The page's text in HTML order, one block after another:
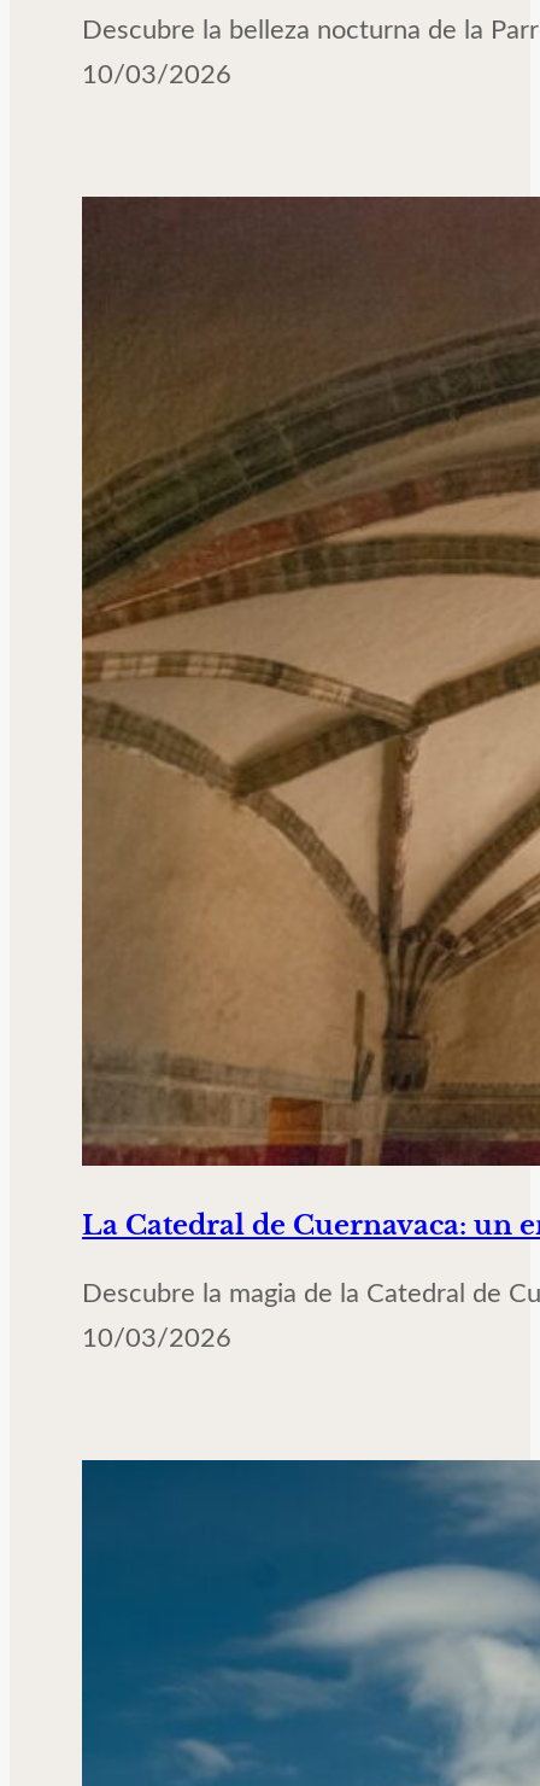
Descubre la belleza nocturna de la
10/03/2026
La Catedral de Cuernavaca: un
Descubre la magia de la Catedral de
10/03/2026